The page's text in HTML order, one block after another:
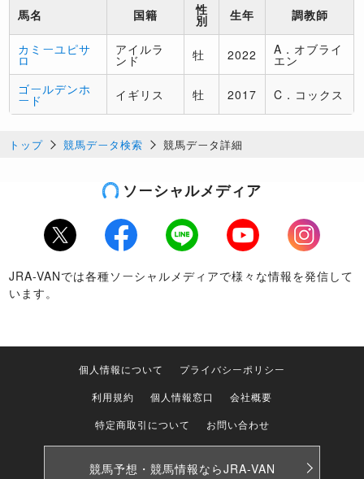
馬名 国籍 性
別 生年 調教師
カミーユピサ
ロ
アイルラ
ンド 牡 2022 A．オブライ
エン
ゴールデンホ
ード イギリス 牡 2017 C．コックス
トップ 競馬データ検索 競馬データ詳細
ソーシャルメディア
Twitter Facebook LINE Youtube
Instagram
JRA-VANでは各種ソーシャルメディアで様々な情報を発信して
います。
個人情報について
プライバシーポリシー
利用規約
個人情報窓口
会社概要
特定商取引について
お問い合わせ
競馬予想・競馬情報ならJRA-VAN